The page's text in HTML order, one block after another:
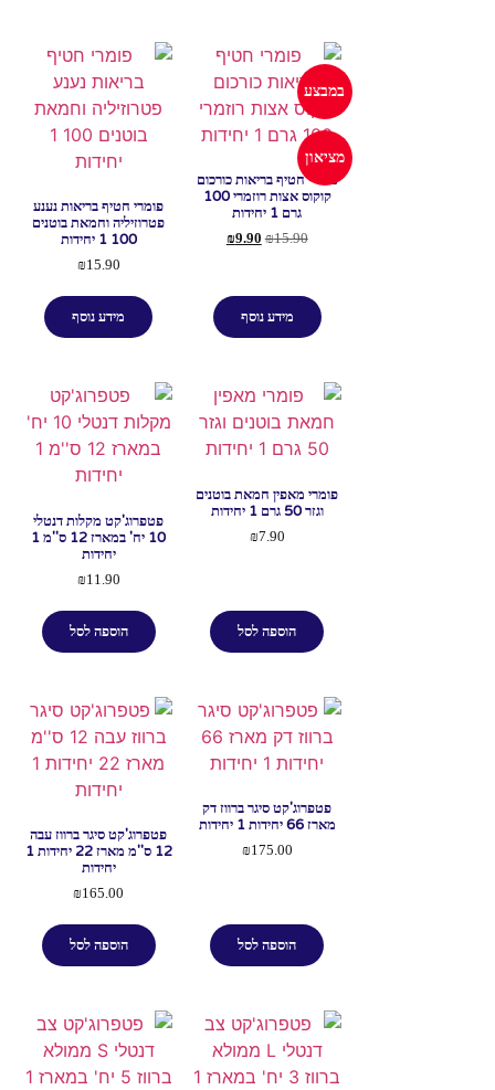
במבצע
מציאון
פומרי חטיף בריאות כורכום
קוקוס אצות רוזמרי 100
גרם 1 יחידות
₪15.90
₪9.90
מידע נוסף
פומרי חטיף בריאות נענע
פטרוזיליה וחמאת בוטנים
100 1 יחידות
₪15.90
מידע נוסף
פומרי מאפין חמאת בוטנים
וגזר 50 גרם 1 יחידות
₪7.90
הוספה לסל
פטפרוג'קט מקלות דנטלי
10 יח' במארז 12 ס''מ 1
יחידות
₪11.90
הוספה לסל
פטפרוג'קט סיגר ברווז דק
מארז 66 יחידות 1 יחידות
₪175.00
הוספה לסל
פטפרוג'קט סיגר ברווז עבה
12 ס''מ מארז 22 יחידות 1
יחידות
₪165.00
הוספה לסל